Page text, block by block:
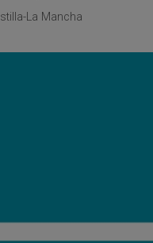
La Mancha